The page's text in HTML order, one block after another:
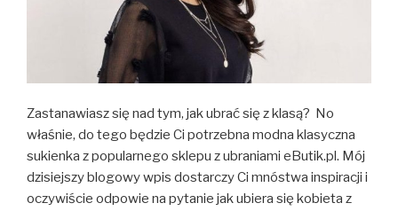
Zastanawiasz się nad tym, jak ubrać się z klasą? No
właśnie, do tego będzie Ci potrzebna modna klasyczna
sukienka z popularnego sklepu z ubraniami eButik.pl. Mój
dzisiejszy blogowy wpis dostarczy Ci mnóstwa inspiracji i
oczywiście odpowie na pytanie jak ubiera się kobieta z